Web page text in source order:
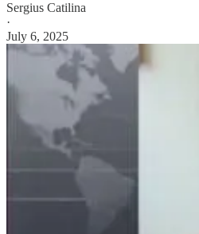
Sergius Catilina
·
July 6, 2025